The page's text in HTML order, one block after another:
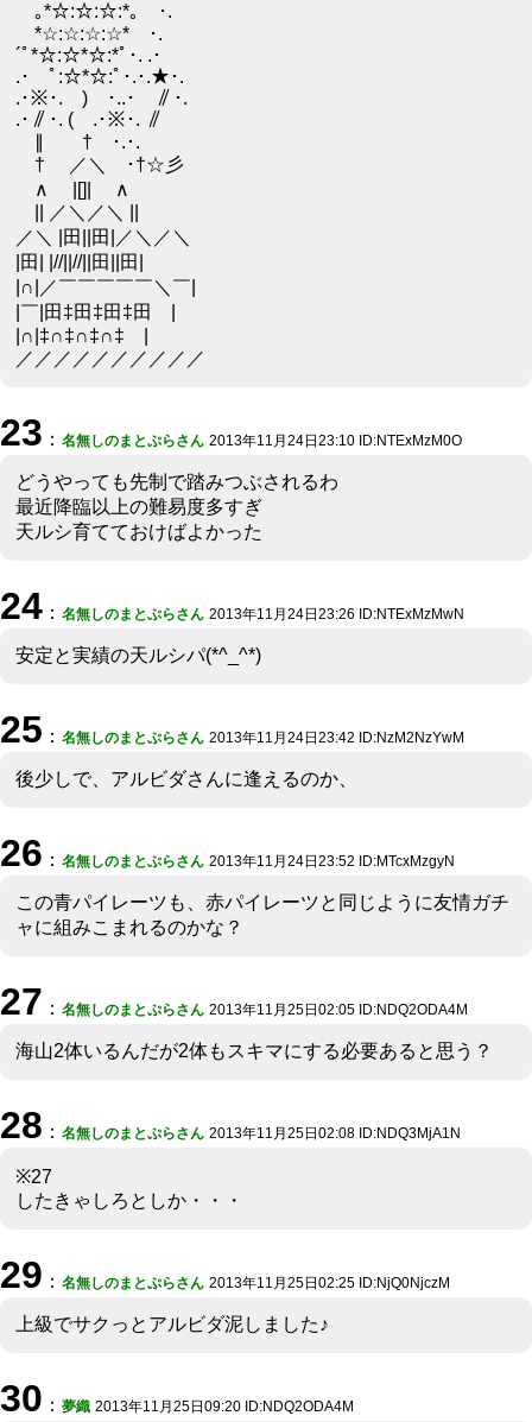
｡*☆:☆:☆:*｡ ･.
*☆:☆:☆:☆* ･.
´ﾟ*☆:☆*☆:*ﾟ･. .･
.･ ﾟ:☆*☆:ﾟ･.･.★･.
.･※･. ) ･..･ ∥･.
.･∥･. ( .･※･. ∥
∥ † ･.･.
† ／＼ ･†☆彡
∧ |[]| ∧
|| ／＼／＼ ||
／＼ |田||田|／＼／＼
|田| |//||//||田||田|
|∩|／￣￣￣￣￣＼￣|
|￣|田‡田‡田‡田 |
|∩|‡∩‡∩‡∩‡ |
／／／／／／／／／／
23 ： 名無しのまとぷらさん 2013年11月24日23:10 ID:NTExMzM0O
どうやっても先制で踏みつぶされるわ
最近降臨以上の難易度多すぎ
天ルシ育てておけばよかった
24 ： 名無しのまとぷらさん 2013年11月24日23:26 ID:NTExMzMwN
安定と実績の天ルシパ(*^_^*)
25 ： 名無しのまとぷらさん 2013年11月24日23:42 ID:NzM2NzYwM
後少しで、アルビダさんに逢えるのか、
26 ： 名無しのまとぷらさん 2013年11月24日23:52 ID:MTcxMzgyN
この青パイレーツも、赤パイレーツと同じように友情ガチ
ャに組みこまれるのかな？
27 ： 名無しのまとぷらさん 2013年11月25日02:05 ID:NDQ2ODA4M
海山2体いるんだが2体もスキマにする必要あると思う？
28 ： 名無しのまとぷらさん 2013年11月25日02:08 ID:NDQ3MjA1N
※27
したきゃしろとしか・・・
29 ： 名無しのまとぷらさん 2013年11月25日02:25 ID:NjQ0NjczM
上級でサクっとアルビダ泥しました♪
30 ： 夢織 2013年11月25日09:20 ID:NDQ2ODA4M